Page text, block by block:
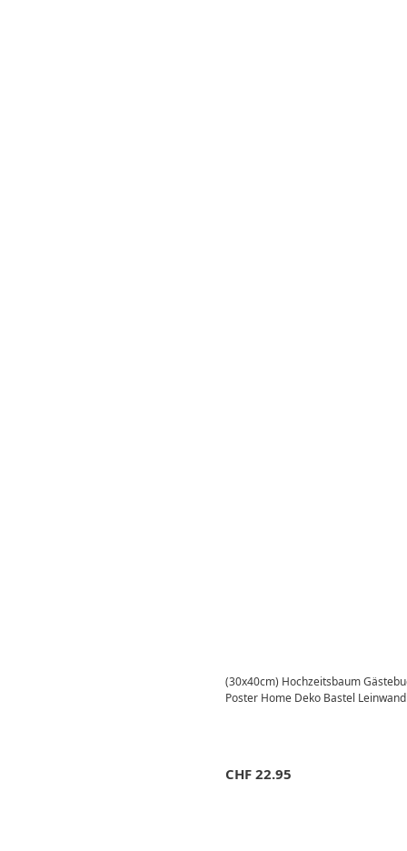
(30x40cm) Hochzeitsbaum
Poster Home Deko Bastel
CHF 22.95